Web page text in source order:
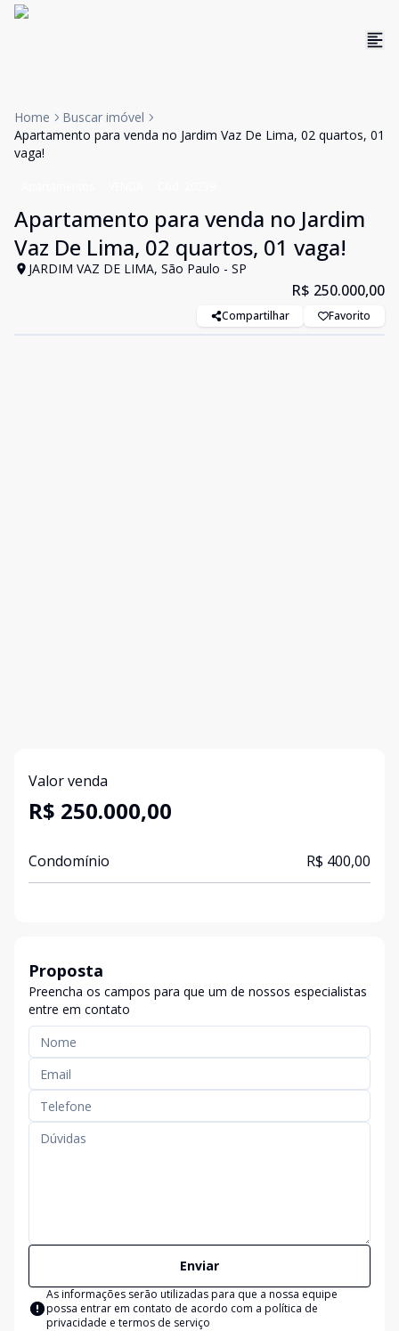
Home
Buscar imóvel
Apartamento para venda no Jardim Vaz De Lima, 02 quartos, 01
vaga!
Apartamento para venda no Jardim
Vaz De Lima, 02 quartos, 01 vaga!
JARDIM VAZ DE LIMA, São Paulo - SP
R$ 250.000,00
Compartilhar Favorito
Valor venda
R$ 250.000,00
Condomínio R$ 400,00
Proposta
Preencha os campos para que um de nossos especialistas
entre em contato
Enviar
As informações serão utilizadas para que a nossa equipe
possa entrar em contato de acordo com a política de
privacidade e termos de serviço